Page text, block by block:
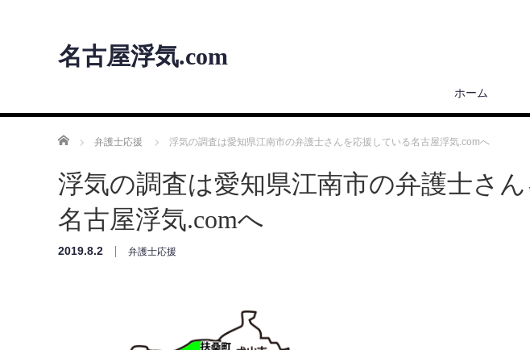
名古屋浮気.com
ホーム
ホーム 弁護士応援 浮気の調査は愛知県江南市の弁護士さんを応援している名古屋浮気.comへ
浮気の調査は愛知県江南市の弁護士さ
名古屋浮気.comへ
2019.8.2 弁護士応援